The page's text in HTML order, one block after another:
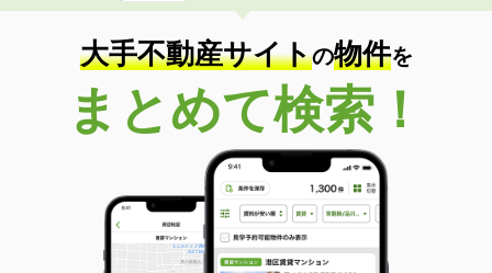
建物面積 244.75m²
土地面積
4240.1m²
青森県八戸市大字田面木字美濃助平
価 格
1,350万円
青森県八戸市大字田面木字美濃助平
178.5m²
土地面積 331.05m²
青森県八戸市是川５
大手不動産サイトの物件を
まとめて検索！